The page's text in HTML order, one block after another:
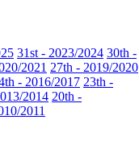
31st - 2023/2024 30th -
2021 27th - 2019/2020
- 2016/2017 23th -
2014 20th -
2011